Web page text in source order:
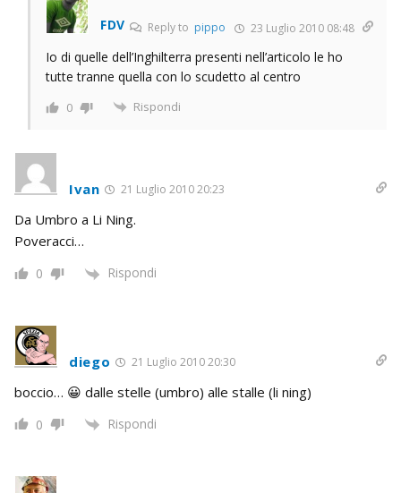
FDV Reply to pippo 23 Luglio 2010 08:48
Io di quelle dell’Inghilterra presenti nell’articolo le ho
tutte tranne quella con lo scudetto al centro
0 Rispondi
Ivan 21 Luglio 2010 20:23
Da Umbro a Li Ning.
Poveracci…
0 Rispondi
diego 21 Luglio 2010 20:30
boccio… 😀 dalle stelle (umbro) alle stalle (li ning)
0 Rispondi